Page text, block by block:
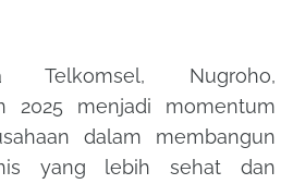
Telkomsel, Nugroho,
2025 menjadi momentum
dalam membangun
yang lebih sehat dan